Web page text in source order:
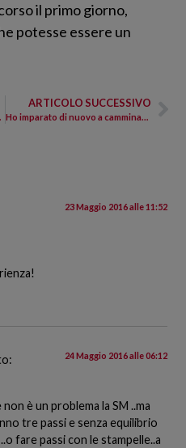
il primo giorno,
potesse essere un
ARTICOLO SUCCESSIVO
Ho imparato di nuovo a camminare da sola
23 Maggio 2016 alle 11:52
24 Maggio 2016 alle 06:12
è un problema la SM ..ma
tre passi e senza equilibrio
fare passi con le stampelle..a